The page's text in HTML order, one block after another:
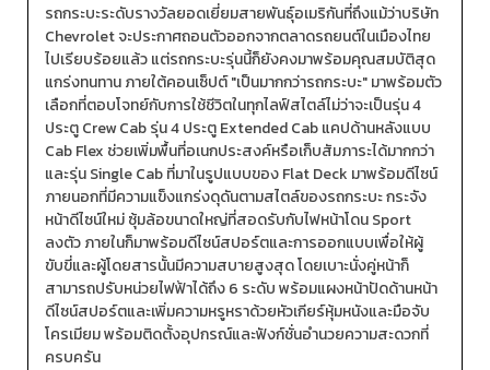
รถกระบะระดับรางวัลยอดเยี่ยมสายพันธุ์อเมริกันที่ถึงแม้ว่าบริษัท
Chevrolet จะประกาศถอนตัวออกจากตลาดรถยนต์ในเมืองไทย
ไปเรียบร้อยแล้ว แต่รถกระบะรุ่นนี้ก็ยังคงมาพร้อมคุณสมบัติสุด
แกร่งทนทาน ภายใต้คอนเซ็ปต์ "เป็นมากกว่ารถกระบะ" มาพร้อมตัว
เลือกที่ตอบโจทย์กับการใช้ชีวิตในทุกไลฟ์สไตล์ไม่ว่าจะเป็นรุ่น 4
ประตู Crew Cab รุ่น 4 ประตู Extended Cab แคปด้านหลังแบบ
Cab Flex ช่วยเพิ่มพื้นที่อเนกประสงค์หรือเก็บสัมภาระได้มากกว่า
และรุ่น Single Cab ที่มาในรูปแบบของ Flat Deck มาพร้อมดีไซน์
ภายนอกที่มีความแข็งแกร่งดุดันตามสไตล์ของรถกระบะ กระจัง
หน้าดีไซน์ใหม่ ซุ้มล้อขนาดใหญ่ที่สอดรับกับไฟหน้าโดน Sport
ลงตัว ภายในก็มาพร้อมดีไซน์สปอร์ตและการออกแบบเพื่อให้ผู้
ขับขี่และผู้โดยสารนั้นมีความสบายสูงสุด โดยเบาะนั่งคู่หน้าก็
สามารถปรับหน่วยไฟฟ้าได้ถึง 6 ระดับ พร้อมแผงหน้าปัดด้านหน้า
ดีไซน์สปอร์ตและเพิ่มความหรูหราด้วยหัวเกียร์หุ้มหนังและมือจับ
โครเมียม พร้อมติดตั้งอุปกรณ์และฟังก์ชั่นอำนวยความสะดวกที่
ครบครัน